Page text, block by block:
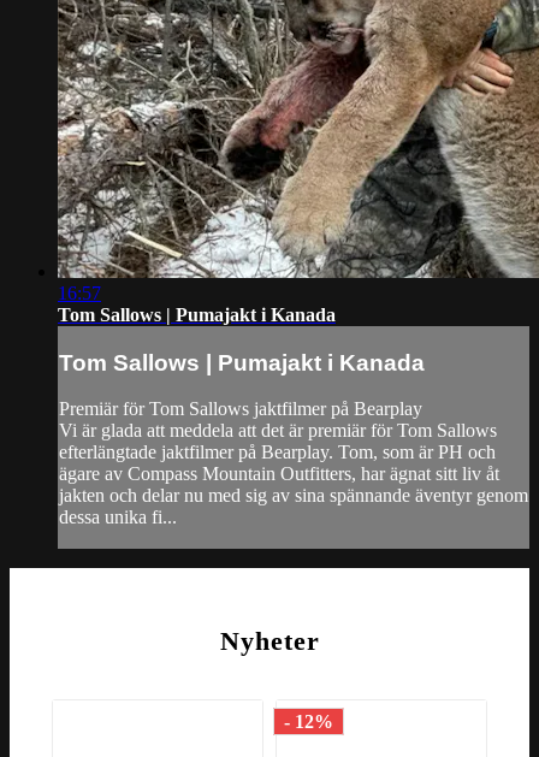
16:57
Tom Sallows | Pumajakt i Kanada
Tom Sallows | Pumajakt i Kanada
Premiär för Tom Sallows jaktfilmer på Bearplay
Vi är glada att meddela att det är premiär för Tom Sallows
efterlängtade jaktfilmer på Bearplay. Tom, som är PH och
ägare av Compass Mountain Outfitters, har ägnat sitt liv åt
jakten och delar nu med sig av sina spännande äventyr genom
dessa unika fi...
Nyheter
- 12%